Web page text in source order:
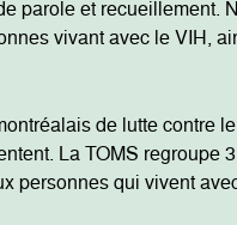
parole et
vivant avec le VIH,
de lutte contre
La TOMS
personnes qui vivent